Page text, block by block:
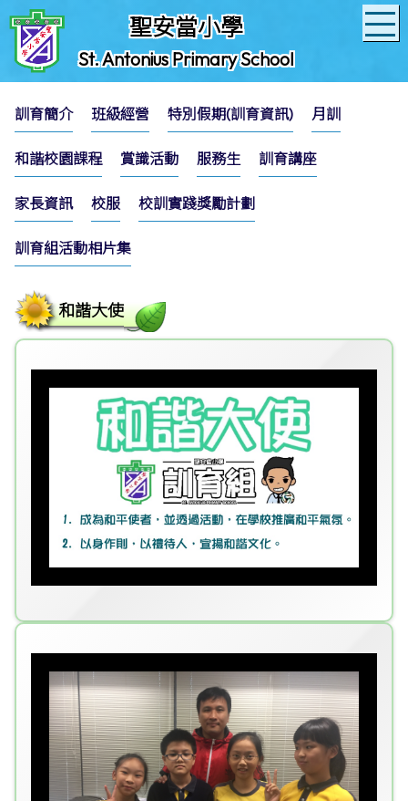
聖安當小學
St. Antonius Primary School
訓育簡介 班級經營 特別假期(訓育資訊) 月訓
和諧校園課程 賞識活動 服務生 訓育講座
家長資訊 校服 校訓實踐獎勵計劃
訓育組活動相片集
和諧大使